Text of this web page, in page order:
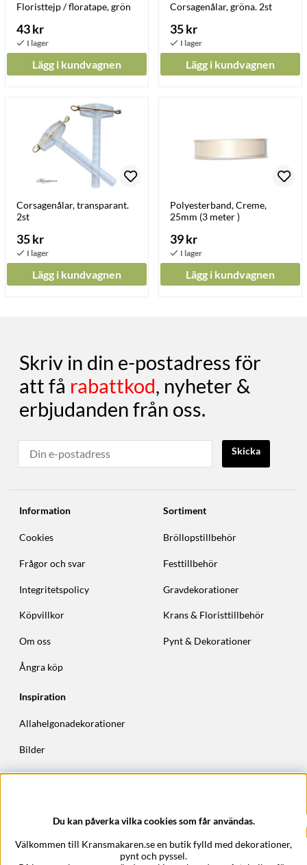
Floristtejp / floratape, grön
43 kr
Lägg i kundvagnen
Corsagenålar, gröna. 2st
35 kr
Lägg i kundvagnen
Corsagenålar, transparant.
2st
35 kr
Lägg i kundvagnen
Polyesterband, Creme,
25mm (3 meter )
39 kr
Lägg i kundvagnen
Skriv in din e-postadress för
att få rabattkod, nyheter &
erbjudanden från oss.
Skicka
Information
Cookies
Frågor och svar
Integritetspolicy
Köpvillkor
Om oss
Ångra köp
Sortiment
Bröllopstillbehör
Festtillbehör
Gravdekorationer
Krans & Floristtillbehör
Pynt & Dekorationer
Inspiration
Allahelgonadekorationer
Bilder
Höstkransar
Du kan påverka vilka cookies som får användas.
Välkommen till Kransmakaren.se en butik fylld med dekorationer,
pynt och pyssel.